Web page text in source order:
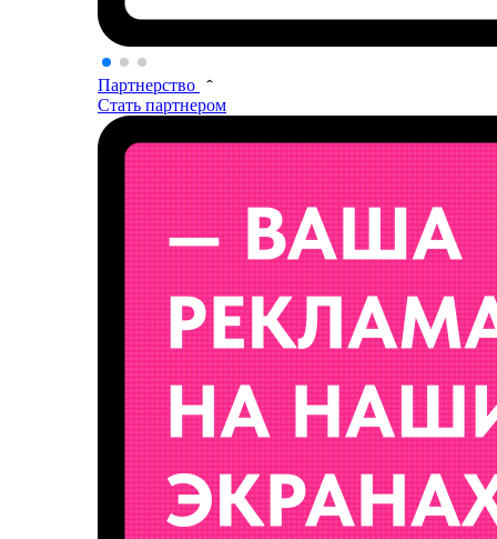
Партнерство
Стать партнером